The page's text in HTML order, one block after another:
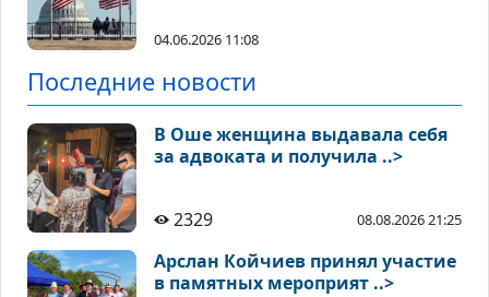
04.06.2026 11:08
Последние новости
В Оше женщина выдавала себя
за адвоката и получила ..>
2329 08.08.2026 21:25
Арслан Койчиев принял участие
в памятных мероприят ..>